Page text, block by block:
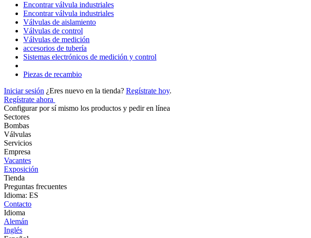
Encontrar válvula industriales
Encontrar válvula industriales
Válvulas de aislamiento
Válvulas de control
Válvulas de medición
accesorios de tubería
Sistemas electrónicos de medición y control
Piezas de recambio
Iniciar sesión ¿Eres nuevo en la tienda? Regístrate hoy.
Regístrate ahora
Configurar por sí mismo los productos y pedir en línea
Sectores
Bombas
Válvulas
Servicios
Empresa
Vacantes
Exposición
Tienda
Preguntas frecuentes
Idioma: ES
Contacto
Idioma
Alemán
Inglés